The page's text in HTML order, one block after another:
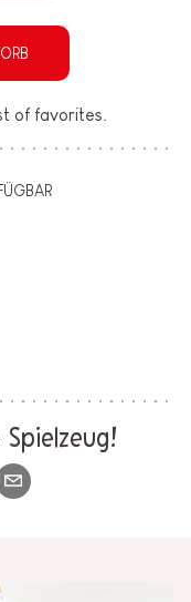
of favorites.
Spielzeug!